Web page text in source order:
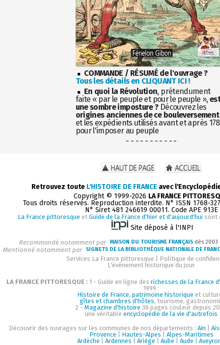
COMMANDE / RÉSUMÉ de l'ouvrage ?
Tous les détails en CLIQUANT ICI !
En quoi la Révolution, prétendument
faite « par le peuple et pour le peuple »,
une sombre imposture ?Découvrez les
origines anciennes de ce bouleversement
et les expédients utilisés avant et après
pour l'imposer au peuple
- - - - - - - - - - -
Retrouvez toute L'HISTOIRE DE FRANCE avec
Copyright © 1999-2026 LA FRANCE
Tous droits réservés. Reproduction interdite. N° ISSN 1768-
N° Siret 481 246619 00011. Code APE 913E
La France pittoresque et Guide de la France d'hier et d'aujourd'hui sont
Site déposé à l'INPI
Recommandé notamment par MAISON DU TOURISME FRANÇAIS dès
Mentionné notamment par SIGNETS DE LA BIBLIOTHÈQUE NATIONALE DE
Services La France pittoresque
Politique de
L'événement historique du jour
LA FRANCE PITTORESQUE : 1 - Guide en ligne des richesses de la France
1999 :
Histoire de France, patrimoine historique et
gîtes et chambres d'hôtes, tourisme,
2 - Magazine d'histoire 36 pages couleur depuis
une véritable encyclopédie de la vie d'autrefois
Découvrir des ouvrages sur les communes de nos départements : Ain
Provence
Hautes-Alpes
Alpes-Maritimes
Ardèche
Ardennes Ariège Aube Aude